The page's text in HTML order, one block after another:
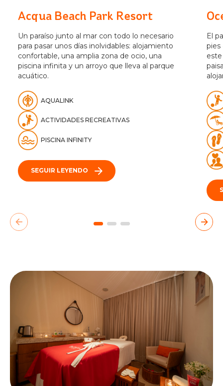
Acqua Beach Park Resort
Un paraíso junto al mar con todo lo necesario
para pasar unos días inolvidables: alojamiento
confortable, una amplia zona de ocio, una
piscina infinita y un arroyo que lleva al parque
acuático.
AQUALINK
ACTIVIDADES RECREATIVAS
PISCINA INFINITY
SEGUIR LEYENDO
El
pies